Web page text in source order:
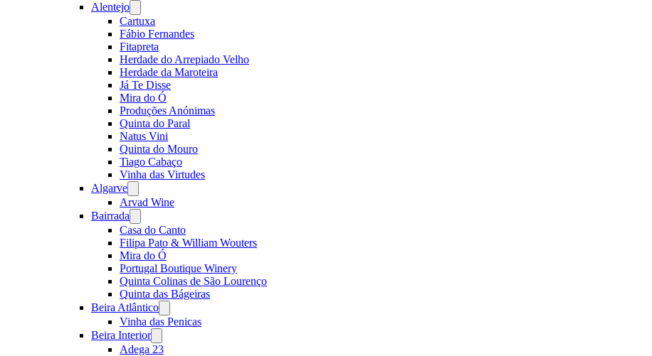
Alentejo
menu
Cartuxa
Fábio Fernandes
Fitapreta
Herdade do Arrepiado Velho
Herdade da Maroteira
Já Te Disse
Mira do Ó
Produções Anónimas
Quinta do Paral
Natus Vini
Quinta do Mouro
Tiago Cabaço
Vinha das Virtudes
Algarve
menu
Arvad Wine
Bairrada
menu
Casa do Canto
Filipa Pato & William Wouters
Mira do Ó
Portugal Boutique Winery
Quinta Colinas de São Lourenço
Quinta das Bágeiras
Beira Atlântico
menu
Vinha das Penicas
Beira Interior
menu
Adega 23